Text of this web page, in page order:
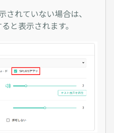
れていない場合は、
と表示されます。